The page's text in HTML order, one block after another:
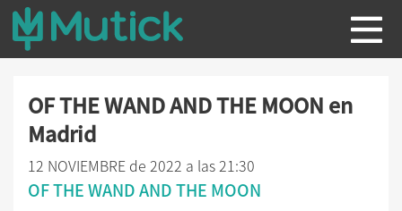
OF THE WAND AND THE MOON en
Madrid
12 NOVIEMBRE de 2022 a las 21:30
OF THE WAND AND THE MOON